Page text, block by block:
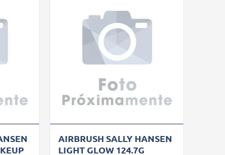
AIRBRUSH SALLY HANSEN
LIGHT GLOW 124.7G